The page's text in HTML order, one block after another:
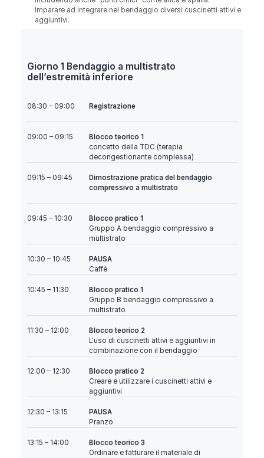
Imparare ad integrare nel bendaggio diversi cuscinetti attivi e
aggiuntivi.
Giorno 1 Bendaggio a multistrato
dell’estremità inferiore
08:30 – 09:00 Registrazione
09:00 – 09:15
Blocco teorico 1
concetto della TDC (terapia
decongestionante complessa)
09:15 – 09:45
Dimostrazione pratica del bendaggio
compressivo a multistrato
09:45 – 10:30
Blocco pratico 1
Gruppo A bendaggio compressivo a
multistrato
10:30 – 10:45
PAUSA
Caffè
10:45 – 11:30
Blocco pratico 1
Gruppo B bendaggio compressivo a
multistrato
11:30 – 12:00
Blocco teorico 2
L'uso di cuscinetti attivi e aggiuntivi in
combinazione con il bendaggio
12:00 – 12:30
Blocco pratico 2
Creare e utilizzare i cuscinetti attivi e
aggiuntivi
12:30 – 13:15
PAUSA
Pranzo
13:15 – 14:00
Blocco teorico 3
Ordinare e fatturare il materiale di